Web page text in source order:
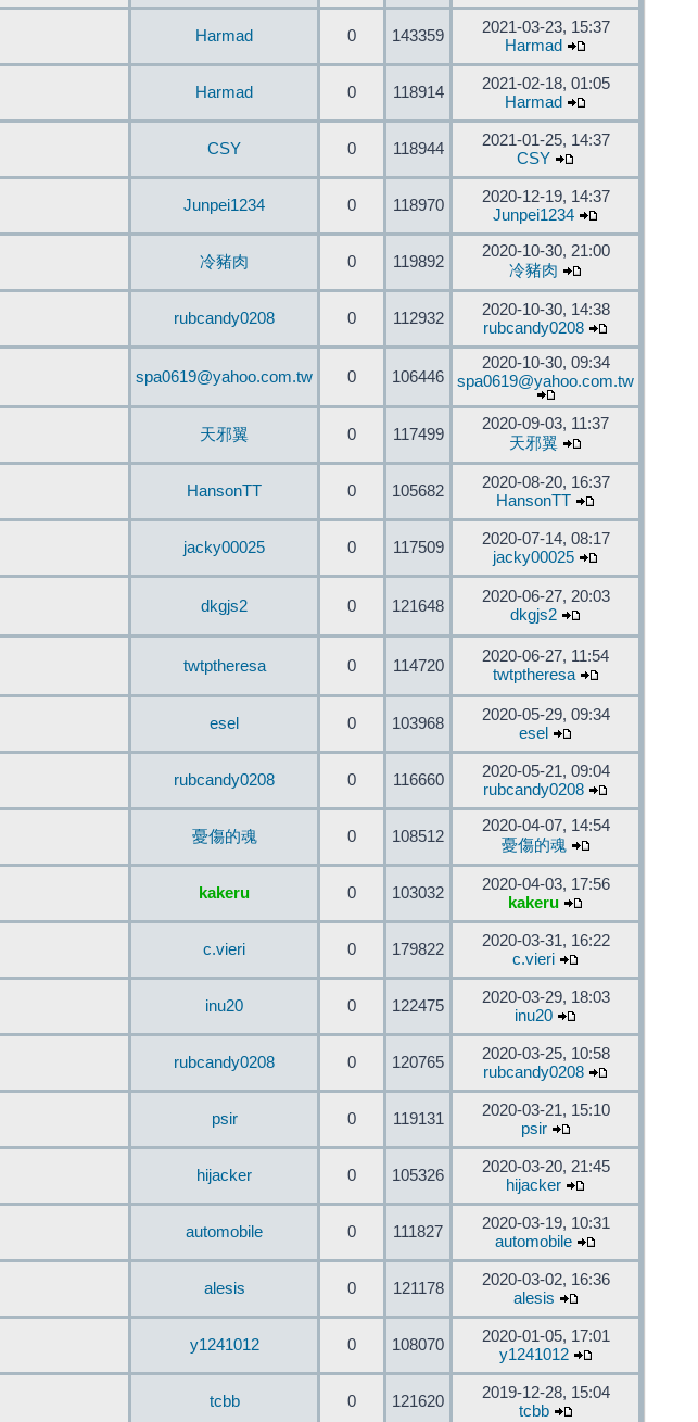
Harmad 0 143359
2021-03-23, 15:37
Harmad
Harmad 0 118914
2021-02-18, 01:05
Harmad
CSY 0 118944
2021-01-25, 14:37
CSY
Junpei1234 0 118970
2020-12-19, 14:37
Junpei1234
冷豬肉 0 119892
2020-10-30, 21:00
冷豬肉
rubcandy0208 0 112932
2020-10-30, 14:38
rubcandy0208
spa0619@yahoo.com.tw 0 106446
2020-10-30, 09:34
spa0619@yahoo.com.tw
天邪翼 0 117499
2020-09-03, 11:37
天邪翼
HansonTT 0 105682
2020-08-20, 16:37
HansonTT
jacky00025 0 117509
2020-07-14, 08:17
jacky00025
dkgjs2 0 121648
2020-06-27, 20:03
dkgjs2
twtptheresa 0 114720
2020-06-27, 11:54
twtptheresa
esel 0 103968
2020-05-29, 09:34
esel
rubcandy0208 0 116660
2020-05-21, 09:04
rubcandy0208
憂傷的魂 0 108512
2020-04-07, 14:54
憂傷的魂
kakeru 0 103032
2020-04-03, 17:56
kakeru
c.vieri 0 179822
2020-03-31, 16:22
c.vieri
inu20 0 122475
2020-03-29, 18:03
inu20
rubcandy0208 0 120765
2020-03-25, 10:58
rubcandy0208
psir 0 119131
2020-03-21, 15:10
psir
hijacker 0 105326
2020-03-20, 21:45
hijacker
automobile 0 111827
2020-03-19, 10:31
automobile
alesis 0 121178
2020-03-02, 16:36
alesis
y1241012 0 108070
2020-01-05, 17:01
y1241012
tcbb 0 121620
2019-12-28, 15:04
tcbb